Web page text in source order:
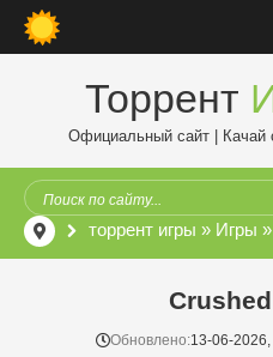
Торрент
Официальный сайт | Качай
торрент игры » Игры
Обновлено:13-06-2026,